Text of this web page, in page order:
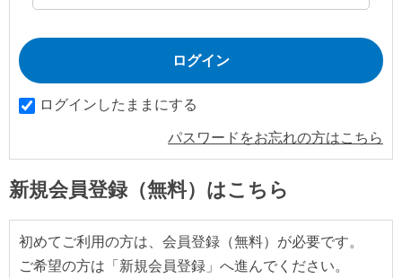
ログインしたままにする
パスワードをお忘れの方はこちら
新規会員登録（無料）はこちら
初めてご利用の方は、会員登録（無料）が必要です。
ご希望の方は「新規会員登録」へ進んでください。